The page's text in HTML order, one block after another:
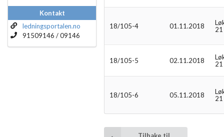
Kontakt
ledningsportalen.no
91509146 / 09146
18/105-4 01.11.2018
21
18/105-5 02.11.2018
21
18/105-6 05.11.2018
21
Tilbake til